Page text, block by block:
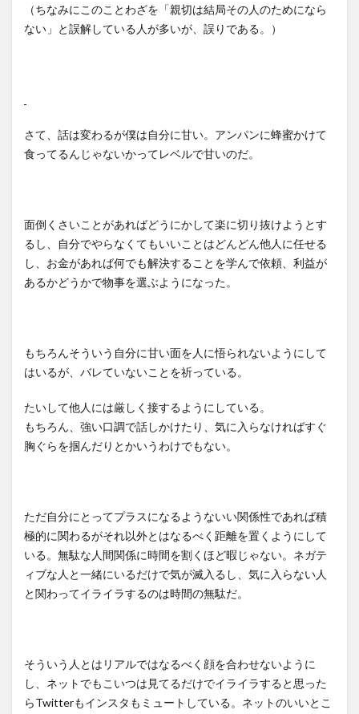
（ちなみにこのことわざを「親切は結局その人のためになら
ない」と誤解している人が多いが、誤りである。）
さて、話は変わるが僕は自分に甘い。アンパンに蜂蜜かけて
食ってるんじゃないかってレベルで甘いのだ。
面倒くさいことがあればどうにかして楽に切り抜けようとす
るし、自分でやらなくてもいいことはどんどん他人に任せる
し、お金があれば何でも解決することを学んで依頼、利益が
あるかどうかで物事を選ぶようになった。
もちろんそういう自分に甘い面を人に悟られないようにして
はいるが、バレていないことを祈っている。
たいして他人には厳しく接するようにしている。
もちろん、強い口調で話しかけたり、気に入らなければすぐ
胸ぐらを掴んだりとかいうわけでもない。
ただ自分にとってプラスになるようないい関係性であれば積
極的に関わるがそれ以外とはなるべく距離を置くようにして
いる。無駄な人間関係に時間を割くほど暇じゃない。ネガテ
ィブな人と一緒にいるだけで気が滅入るし、気に入らない人
と関わってイライラするのは時間の無駄だ。
そういう人とはリアルではなるべく顔を合わせないように
し、ネットでもこいつは見てるだけでイライラすると思った
らTwitterもインスタもミュートしている。ネットのいいとこ